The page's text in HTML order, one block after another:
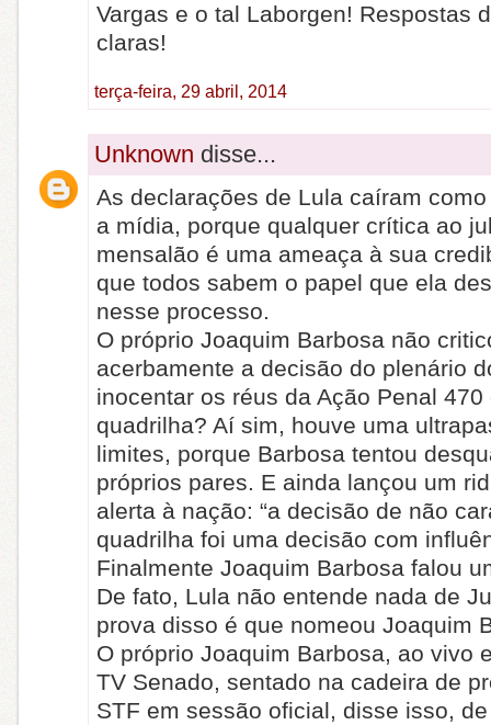
Vargas e o tal Laborgen! Respostas
claras!
terça-feira, 29 abril, 2014
Unknown disse...
As declarações de Lula caíram
a mídia, porque qualquer crítica ao
mensalão é uma ameaça à sua
que todos sabem o papel que ela
nesse processo.
O próprio Joaquim Barbosa não
acerbamente a decisão do plenário
inocentar os réus da Ação Penal
quadrilha? Aí sim, houve uma
limites, porque Barbosa tentou
próprios pares. E ainda lançou um
alerta à nação: “a decisão de não
quadrilha foi uma decisão com
Finalmente Joaquim Barbosa falou
De fato, Lula não entende nada de
prova disso é que nomeou Joaquim
O próprio Joaquim Barbosa, ao vivo
TV Senado, sentado na cadeira de
STF em sessão oficial, disse isso,